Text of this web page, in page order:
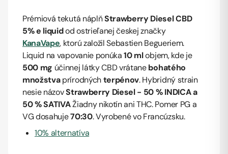
Prémiová tekutá náplňStrawberry Diesel CBD
5%e liquidod ostrieľanej českej značky
KanaVape, ktorú založilSebastien Begueriem.
Liquid na vapovanie ponúka10 mlobjem, kde je
500 mg účinnej látky CBD vrátanebohatého
množstvaprírodnýchterpénov. Hybridný strain
nesie názovStrawberry Diesel - 50 % INDICA a
50 % SATIVAŽiadny nikotín ani THC. Pomer PG a
VG dosahuje70:30. Vyrobené vo Francúzsku.
10% alternatíva